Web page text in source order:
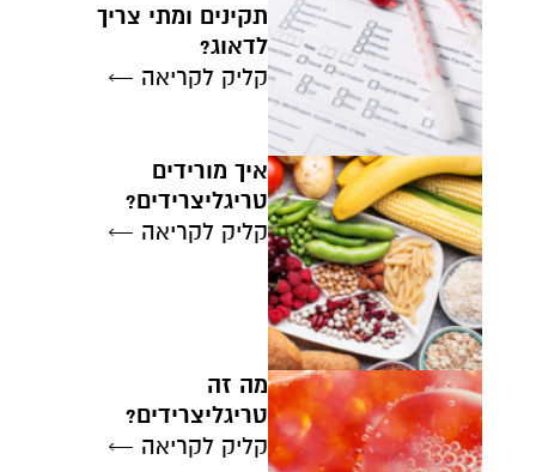
תקינים ומתי צריך
לדאוג?
קליק לקריאה ←
איך מורידים
טריגליצרידים?
קליק לקריאה ←
מה זה
טריגליצרידים?
קליק לקריאה ←